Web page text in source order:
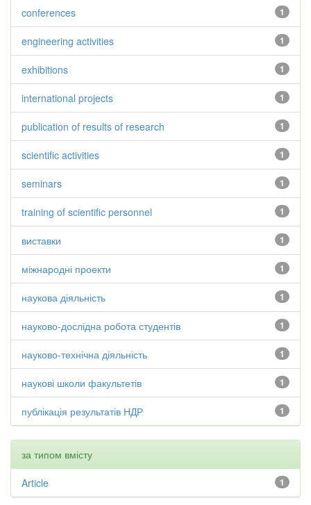
1
conferences
1
engineering activities
1
exhibitions
1
international projects
1
publication of results of research
1
scientific activities
1
seminars
1
training of scientific personnel
1
виставки
1
міжнародні проекти
1
наукова діяльність
1
науково-дослідна робота студентів
1
науково-технічна діяльність
1
наукові школи факультетів
1
публікація результатів НДР
за типом вмісту
1
Article